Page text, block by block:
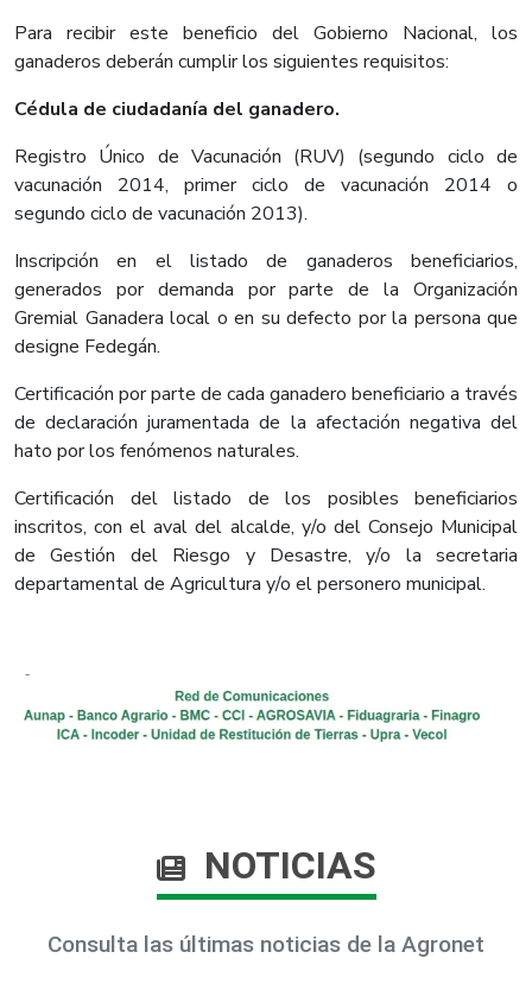
Para recibir este beneficio del Gobierno Nacional, los
ganaderos deberán cumplir los siguientes requisitos:
Cédula de ciudadanía del ganadero.
Registro Único de Vacunación (RUV) (segundo ciclo de
vacunación 2014, primer ciclo de vacunación 2014 o
segundo ciclo de vacunación 2013).
Inscripción en el listado de ganaderos beneficiarios,
generados por demanda por parte de la Organización
Gremial Ganadera local o en su defecto por la persona que
designe Fedegán.
Certificación por parte de cada ganadero beneficiario a través
de declaración juramentada de la afectación negativa del
hato por los fenómenos naturales.
Certificación del listado de los posibles beneficiarios
inscritos, con el aval del alcalde, y/o del Consejo Municipal
de Gestión del Riesgo y Desastre, y/o la secretaria
departamental de Agricultura y/o el personero municipal.
NOTICIAS
Consulta las últimas noticias de la Agronet